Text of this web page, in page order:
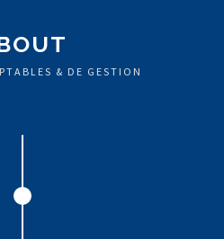
& DE GESTION